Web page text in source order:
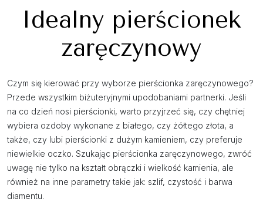
Idealny pierścionek
zaręczynowy
Czym się kierować przy wyborze pierścionka zaręczynowego?
Przede wszystkim biżuteryjnymi upodobaniami partnerki. Jeśli
na co dzień nosi pierścionki, warto przyjrzeć się, czy chętniej
wybiera ozdoby wykonane z białego, czy żółtego złota, a
także, czy lubi pierścionki z dużym kamieniem, czy preferuje
niewielkie oczko. Szukając pierścionka zaręczynowego, zwróć
uwagę nie tylko na kształt obrączki i wielkość kamienia, ale
również na inne parametry takie jak: szlif, czystość i barwa
diamentu.